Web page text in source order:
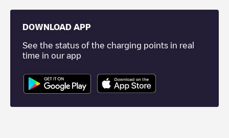
DOWNLOAD APP
See the status of the charging points in real
time in our app